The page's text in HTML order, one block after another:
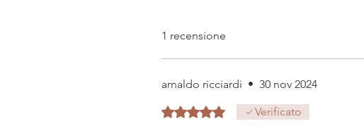
1 recensione
arnaldo ricciardi • 30 nov 2024
Valutazione 5 stelle su 5.
Verificato